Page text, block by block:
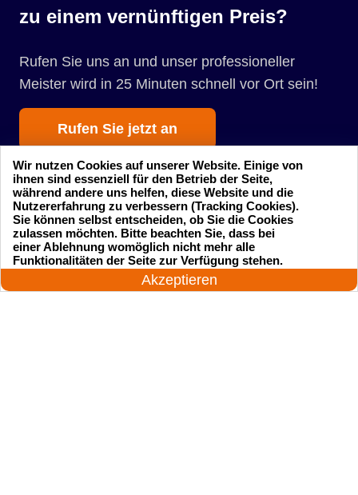
zu einem vernünftigen Preis?
Rufen Sie uns an und unser professioneller
Meister wird in 25 Minuten schnell vor Ort sein!
Rufen Sie jetzt an
Startseite Einsatzgebiete
Preise
24 Stunden am Tag
Akzeptieren
Wir nutzen Cookies auf unserer Website. Einige von
ihnen sind essenziell für den Betrieb der Seite,
während andere uns helfen, diese Website und die
Nutzererfahrung zu verbessern (Tracking Cookies).
Sie können selbst entscheiden, ob Sie die Cookies
zulassen möchten. Bitte beachten Sie, dass bei
einer Ablehnung womöglich nicht mehr alle
Funktionalitäten der Seite zur Verfügung stehen.